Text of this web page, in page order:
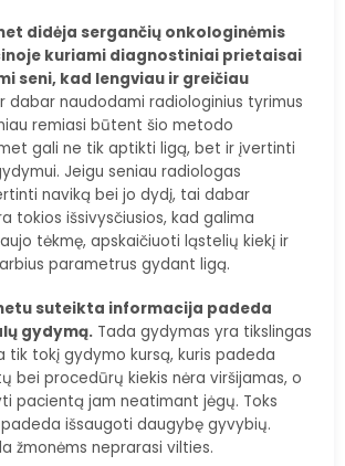
didėja sergančių onkologinėmis
kuriami diagnostiniai prietaisai
seni, kad lengviau ir greičiau
dabar naudodami radiologinius tyrimus
remiasi būtent šio metodo
gali ne tik aptikti ligą, bet ir įvertinti
Jeigu seniau radiologas
naviką bei jo dydį, tai dabar
tokios išsivysčiusios, kad galima
tėkmę, apskaičiuoti ląstelių kiekį ir
parametrus gydant ligą.
suteikta informacija padeda
gydymą. Tada gydymas yra tikslingas
tik tokį gydymo kursą, kuris padeda
bei procedūrų kiekis nėra viršijamas, o
pacientą jam neatimant jėgų. Toks
išsaugoti daugybę gyvybių.
žmonėms neprarasi vilties.